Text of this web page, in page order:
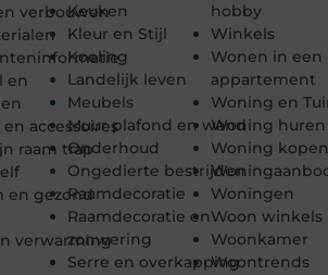
verbouwen
en
accessoires
raam trap
en gezond
verwarming
Keuken
Kleur en Stijl
Koeling
Landelijk leven
Meubels
Muur plafond en wand
Onderhoud
Ongedierte bestrijden
Raamdecoratie
Raamdecoratie en
zonwering
Serre en overkapping
hobby
Winkels
Wonen in een
appartement
Woning en
Woning huren
Woning
Woningen
Woon winkels
Woonkamer
Woontrends